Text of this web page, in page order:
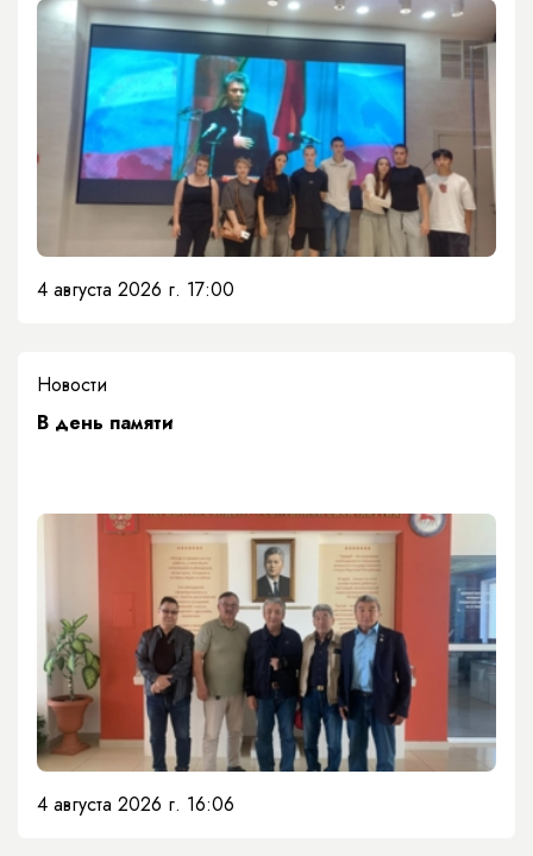
4 августа 2026 г. 17:00
Новости
​В день памяти
4 августа 2026 г. 16:06